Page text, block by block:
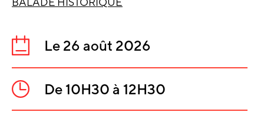
Date
:
Le 26 août 2026
Heure
:
De 10H30 à 12H30